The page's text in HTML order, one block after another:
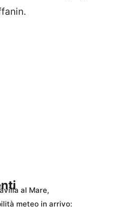
al Mare,
meteo in arrivo: